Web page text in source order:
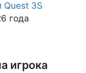
Quest 3S
года
игрока